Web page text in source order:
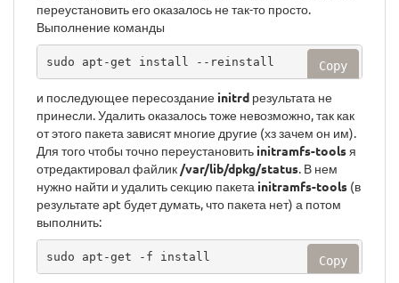
переустановить его оказалось не так-то просто.
Выполнение команды
sudo apt-get install --reinstall Copy
и последующее пересоздание initrd результата не
принесли. Удалить оказалось тоже невозможно, так как
от этого пакета зависят многие другие (хз зачем он им).
Для того чтобы точно переустановить initramfs-toolsя
отредактировал файлик /var/lib/dpkg/status. В нем
нужно найти и удалить секцию пакета initramfs-tools (в
результате apt будет думать, что пакета нет) а потом
выполнить:
sudo apt-get -f install Copy